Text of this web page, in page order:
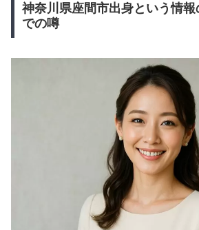
神奈川県座間市出身という情
での噂